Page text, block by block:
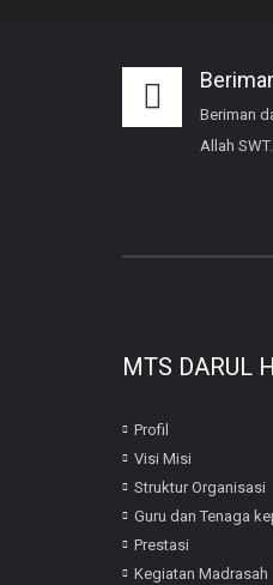
Beriman
Allah SWT.
MTS DARUL
Profil
Visi Misi
Struktur Organisasi
Guru dan Tenaga
Prestasi
Kegiatan Madrasah